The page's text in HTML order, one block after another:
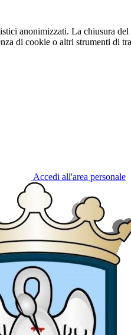
anonimizzati. La chiusura
di cookie o altri strumenti di
Accedi all'area personale